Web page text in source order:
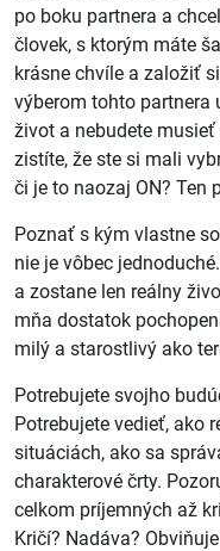
po boku partnera a
človek, s ktorým máte
krásne chvíle a založiť
výberom tohto partnera
život a nebudete
zistíte, že ste si mali
či je to naozaj ON? Ten
Poznať s kým vlastne
nie je vôbec
a zostane len reálny
mňa dostatok
milý a starostlivý ako
Potrebujete svojho
Potrebujete vedieť, ako
situáciách, ako sa
charakterové črty.
celkom príjemných až
Kričí? Nadáva?